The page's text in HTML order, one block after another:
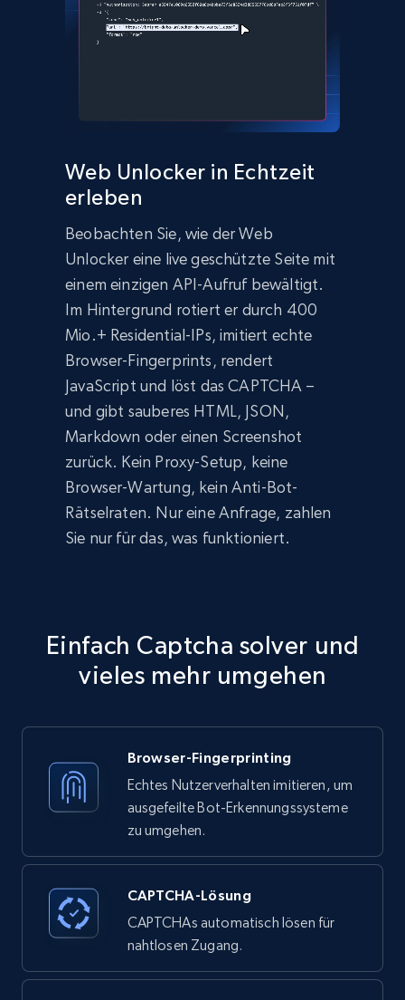
Web Unlocker in Echtzeit
erleben
Beobachten Sie, wie der Web
Unlocker eine live geschützte Seite mit
einem einzigen API-Aufruf bewältigt.
Im Hintergrund rotiert er durch 400
Mio.+ Residential-IPs, imitiert echte
Browser-Fingerprints, rendert
JavaScript und löst das CAPTCHA –
und gibt sauberes HTML, JSON,
Markdown oder einen Screenshot
zurück. Kein Proxy-Setup, keine
Browser-Wartung, kein Anti-Bot-
Rätselraten. Nur eine Anfrage, zahlen
Sie nur für das, was funktioniert.
Einfach Captcha solver und
vieles mehr umgehen
Browser-Fingerprinting
Echtes Nutzerverhalten imitieren, um
ausgefeilte Bot-Erkennungssysteme
zu umgehen.
CAPTCHA-Lösung
CAPTCHAs automatisch lösen für
nahtlosen Zugang.